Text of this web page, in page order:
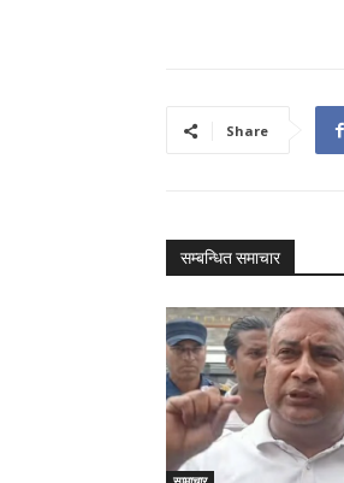
Share
सम्बन्धित समाचार